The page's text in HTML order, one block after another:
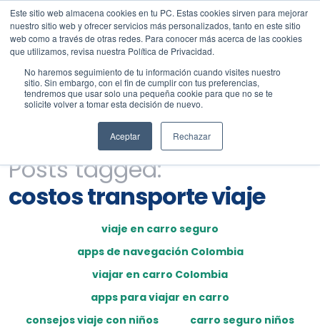
Este sitio web almacena cookies en tu PC. Estas cookies sirven para mejorar
nuestro sitio web y ofrecer servicios más personalizados, tanto en este sitio
web como a través de otras redes. Para conocer más acerca de las cookies
que utilizamos, revisa nuestra Política de Privacidad.
No haremos seguimiento de tu información cuando visites nuestro
sitio. Sin embargo, con el fin de cumplir con tus preferencias,
tendremos que usar solo una pequeña cookie para que no se te
solicite volver a tomar esta decisión de nuevo.
Aceptar Rechazar
Posts tagged:
costos transporte viaje
viaje en carro seguro
apps de navegación Colombia
viajar en carro Colombia
apps para viajar en carro
consejos viaje con niños
carro seguro niños